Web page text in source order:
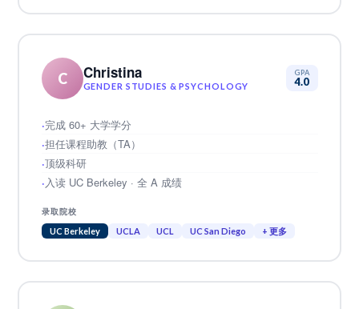
C Christina
GENDER STUDIES & PSYCHOLOGY
GPA
4.0
完成 60+ 大学学分
担任课程助教（TA）
顶级科研
入读 UC Berkeley · 全 A 成绩
录取院校
UC Berkeley UCLA UCL UC San Diego + 更多